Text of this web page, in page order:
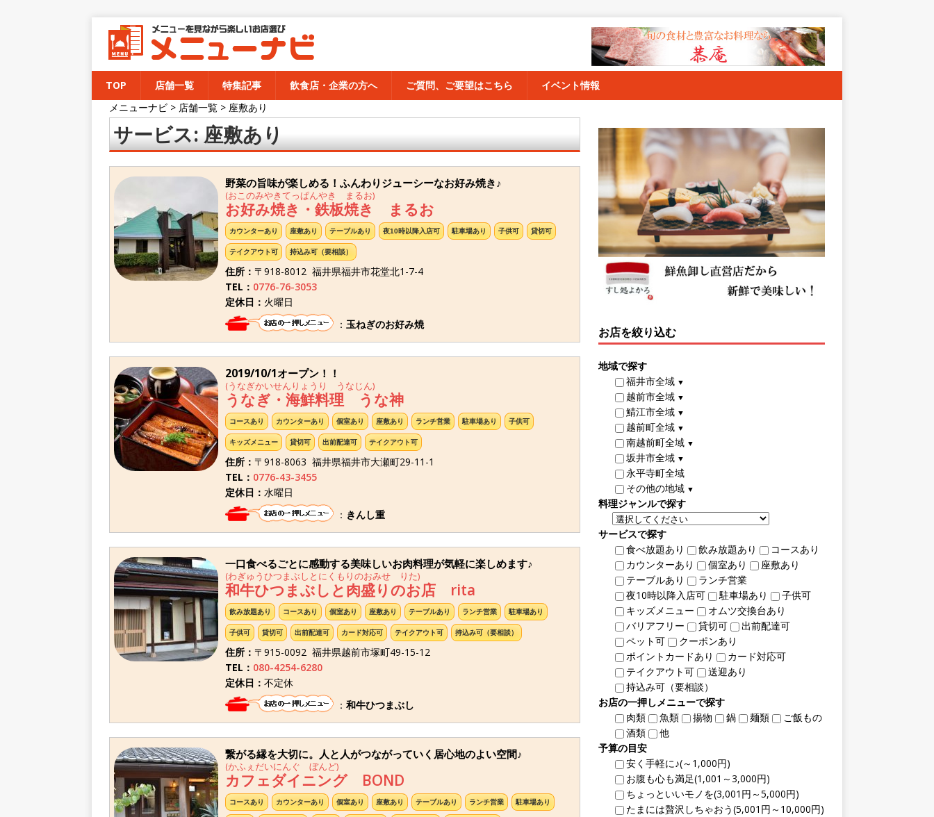
TOP 店舗一覧 特集記事 飲食店・企業の方へ ご質問、ご要望はこちら
イベント情報
メニューナビ > 店舗一覧 > 座敷あり
サービス:座敷あり
野菜の旨味が楽しめる！ふんわりジューシーなお好み焼き♪
(おこのみやきてっぱんやき まるお)
お好み焼き・鉄板焼き まるお
カウンターあり 座敷あり テーブルあり 夜10時以降入店可 駐車場あり 子供可 貸切可
テイクアウト可 持込み可（要相談）
住所： 〒918-8012 福井県福井市花堂北1-7-4
TEL： 0776-76-3053
定休日： 火曜日
： 玉ねぎのお好み焼
2019/10/1オープン！！
(うなぎかいせんりょうり うなじん)
うなぎ・海鮮料理 うな神
コースあり カウンターあり 個室あり 座敷あり ランチ営業 駐車場あり 子供可
キッズメニュー 貸切可 出前配達可 テイクアウト可
住所： 〒918-8063 福井県福井市大瀬町29-11-1
TEL： 0776-43-3455
定休日： 水曜日
： きんし重
一口食べるごとに感動する美味しいお肉料理が気軽に楽しめます♪
(わぎゅうひつまぶしとにくもりのおみせ りた)
和牛ひつまぶしと肉盛りのお店 rita
飲み放題あり コースあり 個室あり 座敷あり テーブルあり ランチ営業 駐車場あり
子供可 貸切可 出前配達可 カード対応可 テイクアウト可 持込み可（要相談）
住所： 〒915-0092 福井県越前市塚町49-15-12
TEL： 080-4254-6280
定休日： 不定休
： 和牛ひつまぶし
繋がる縁を大切に。人と人がつながっていく居心地のよい空間♪
(かふぇだいにんぐ ぼんど)
カフェダイニング BOND
コースあり カウンターあり 個室あり 座敷あり テーブルあり ランチ営業 駐車場あり
お店を絞り込む
地域で探す
福井市全域 ▼
越前市全域 ▼
鯖江市全域 ▼
越前町全域 ▼
南越前町全域 ▼
坂井市全域 ▼
永平寺町全域
その他の地域 ▼
料理ジャンルで探す
サービスで探す
食べ放題あり
飲み放題あり
コースあり
カウンターあり
個室あり
座敷あり
テーブルあり
ランチ営業
夜10時以降入店可
駐車場あり
子供可
キッズメニュー
オムツ交換台あり
バリアフリー
貸切可
出前配達可
ペット可
クーポンあり
ポイントカードあり
カード対応可
テイクアウト可
送迎あり
持込み可（要相談）
お店の一押しメニューで探す
肉類
魚類 揚物 鍋 麺類
ご飯もの
酒類
他
予算の目安
安く手軽に♪(～1,000円)
お腹も心も満足(1,001～3,000円)
ちょっといいモノを(3,001円～5,000円)
たまには贅沢しちゃおう(5,001円～10,000円)